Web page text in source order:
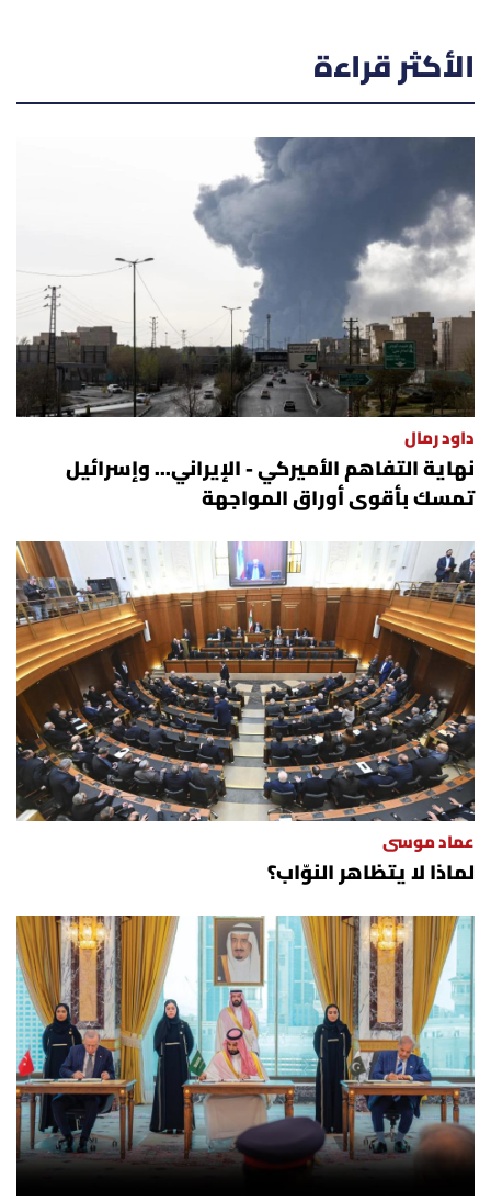
الأكثر قراءة
داود رمال
نهاية التفاهم الأميركي - الإيراني... وإسرائيل
تمسك بأقوى أوراق المواجهة
عماد موسى
لماذا لا يتظاهر النوّاب؟